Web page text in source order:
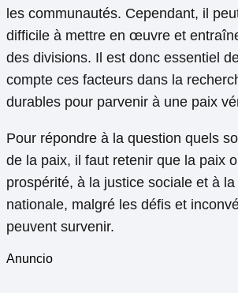
les communautés. Cependant, il
difficile à mettre en œuvre et
des divisions. Il est donc essentiel
compte ces facteurs dans la
durables pour parvenir à une paix
Pour répondre à la question quels
de la paix, il faut retenir que la paix
prospérité, à la justice sociale et à
nationale, malgré les défis et
peuvent survenir.
Anuncio